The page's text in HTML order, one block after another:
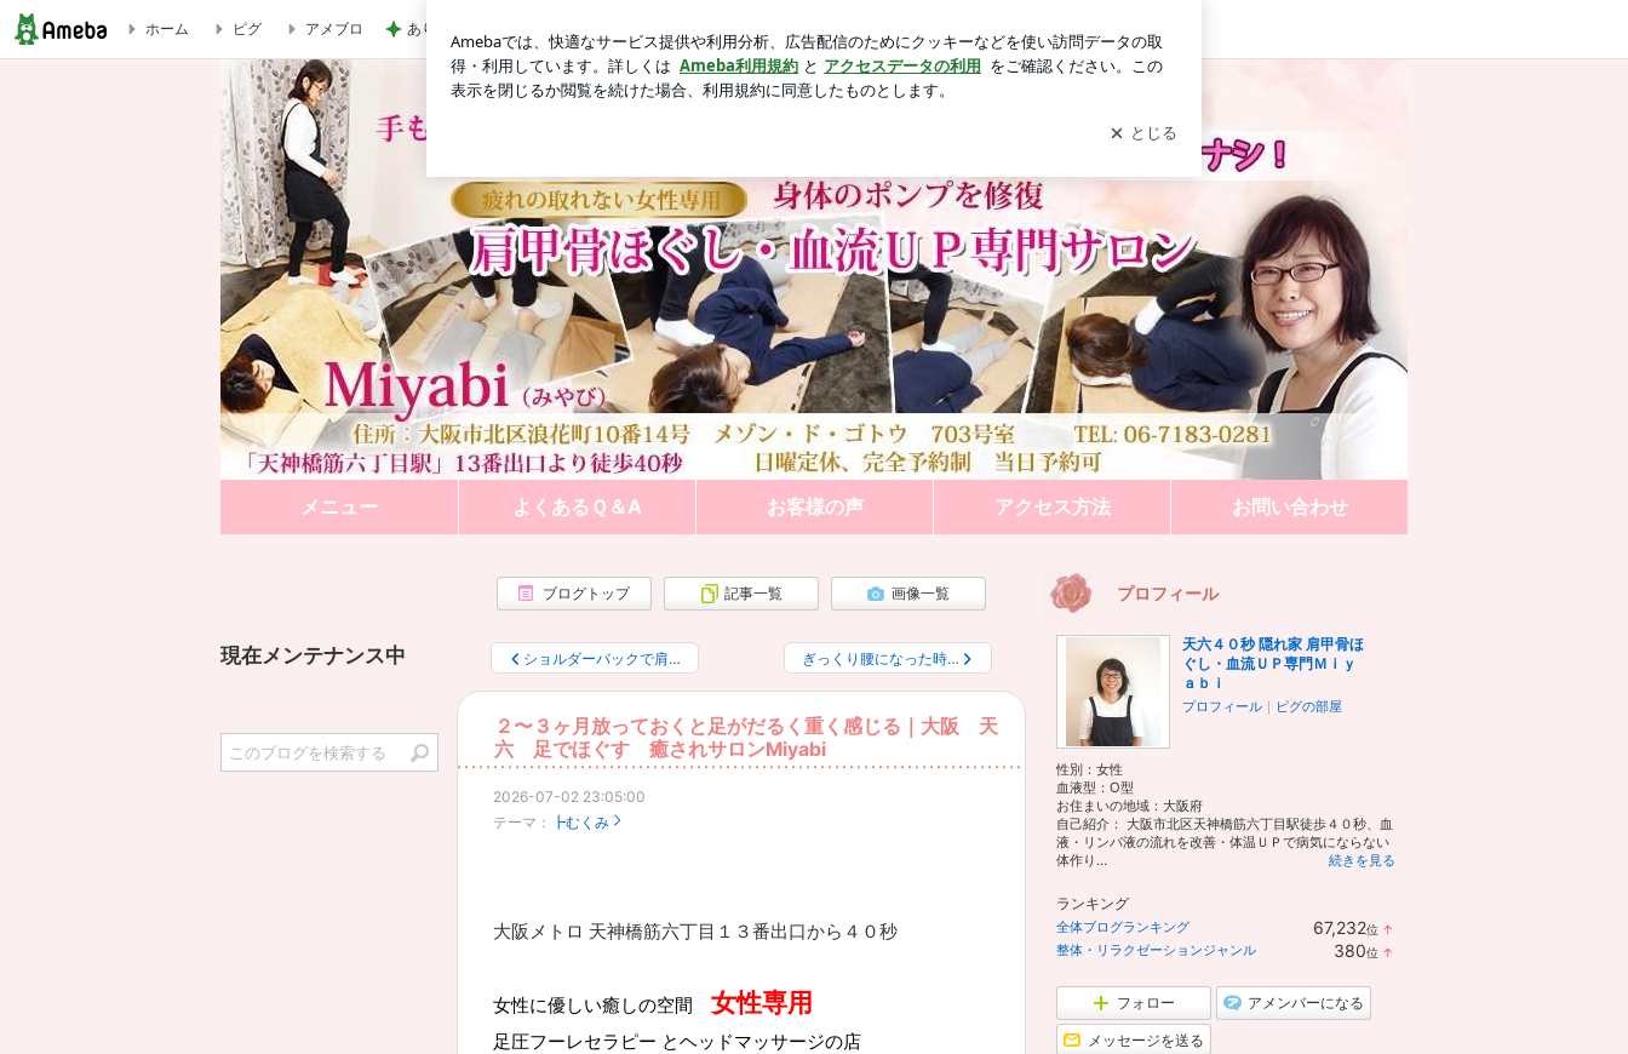
２〜３ヶ月振りになると足がだるく重く感じる｜大阪 天六 足でほぐす 癒されサロンMiyabi | 足圧肩甲骨ほぐし・血流ＵＰ Ｍｉｙａｂｉサロン
ホーム ピグ アメブロ ありがとうを言わず口をつぐむ義母 ログイン
ブログトップ 記事一覧 画像一覧
ショルダーバックで肩… ぎっくり腰になった時…
２〜３ヶ月放っておくと足がだるく重く感じる｜大阪 天
六 足でほぐす 癒されサロンMiyabi
2026-07-02 23:05:00
テーマ：
┣むくみ
大阪メトロ 天神橋筋六丁目１３番出口から４０秒
女性に優しい癒しの空間 女性専用
足圧フーレセラピー とヘッドマッサージの店
プロフィール
天六４０秒 隠れ家 肩甲骨ほ
ぐし・血流ＵＰ専門Ｍｉｙ
ａｂｉ
プロフィール ｜ ピグの部屋
性別： 女性
血液型： O型
お住まいの地域： 大阪府
自己紹介： 大阪市北区天神橋筋六丁目駅徒歩４０秒、血
液・リンパ液の流れを改善・体温ＵＰで病気にならない
体作り...
続きを見る
ランキング
全体ブログランキング 67,232位 ↑
整体・リラクゼーションジャンル 380位 ↑
フォロー アメンバーになる
メッセージを送る
メニュー よくあるＱ＆A お客様の声 アクセス方法 お問い合わせ
現在メンテナンス中